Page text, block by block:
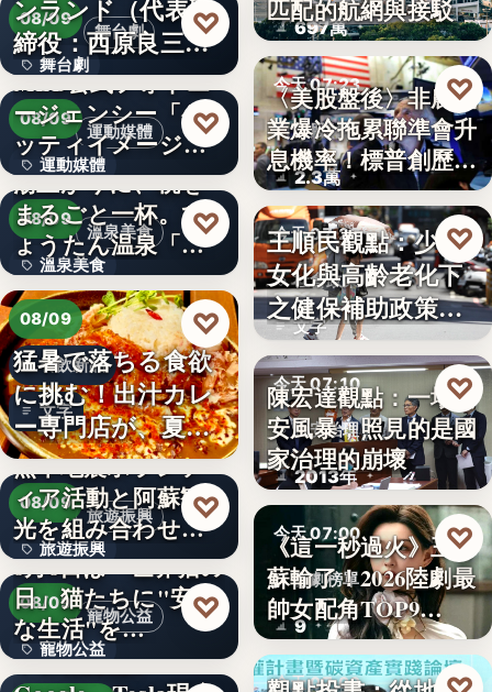
舞台劇
08/09
舞台劇
文字
ンランド（代表取
締役：西原良三）
特別協賛…
♡
運動媒體
08/09
運動媒體
2,430
MLB公式フォトエ
ージェンシー「ゲ
ッティイメージ
ズ」五十…
♡
溫泉美食
08/09
溫泉美食
14年
湯上がりに、桃を
まるごと一杯。ひ
ょうたん温泉「飲
泉堂」、…
♡
08/09
餐飲新品
文字
猛暑で落ちる食欲
に挑む！出汁カレ
ー専門店が、夏限
定「無限…
♡
旅遊振興
08/09
旅遊振興
2
熊本地震ボランテ
ィア活動と阿蘇観
光を組み合わせた
「ボラン…
♡
寵物公益
08/09
寵物公益
8月8日は「世界猫の
日」猫たちに"安全
な生活"を…
♡
下班國際線》
697萬
匹配的航網與接駁
今天 07:23
美股財經
2.3萬
〈美股盤後〉非農就
業爆冷拖累聯準會升
息機率！標普創歷史
新…
♡
今天 07:20
社會政策
文字
王順民觀點：少子
女化與高齡老化下
之健保補助政策的
解構、重…
♡
今天 07:10
食安治理
2013年
陳宏達觀點：一場食
安風暴，照見的是國
家治理的崩壞
♡
今天 07:00
影劇榜單
9
《這一秒過火》王籽
蘇輸了！2026陸劇最
帥女配角TOP9…
♡
今天 07:00